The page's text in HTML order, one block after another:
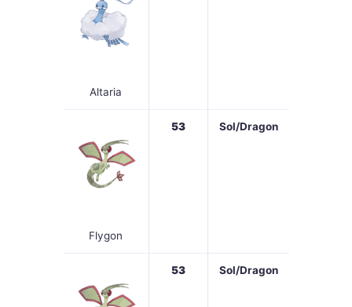
Altaria
Flygon
53 Sol/Dragon
53 Sol/Dragon